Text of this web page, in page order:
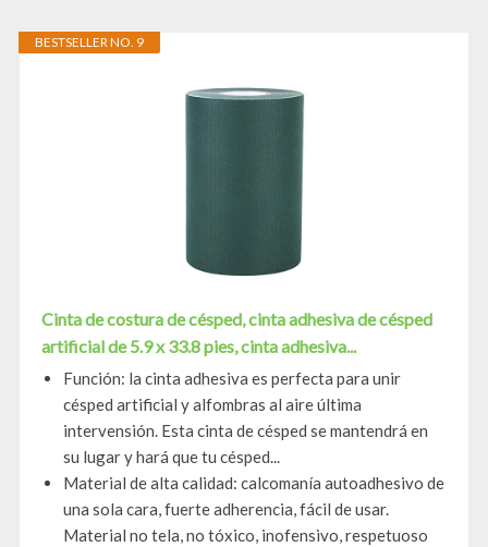
BESTSELLER NO. 9
Cinta de costura de césped, cinta adhesiva de césped
artificial de 5.9 x 33.8 pies, cinta adhesiva...
Función: la cinta adhesiva es perfecta para unir
césped artificial y alfombras al aire última
intervensión. Esta cinta de césped se mantendrá en
su lugar y hará que tu césped...
Material de alta calidad: calcomanía autoadhesivo de
una sola cara, fuerte adherencia, fácil de usar.
Material no tela, no tóxico, inofensivo, respetuoso